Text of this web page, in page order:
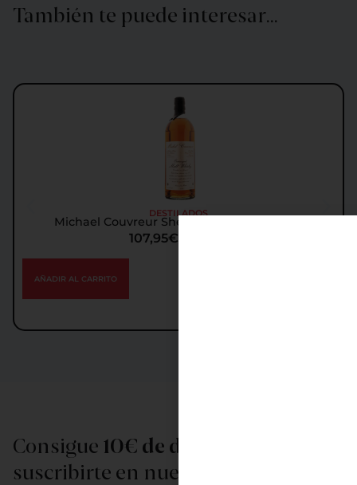
También te puede interesar…
DESTILADOS
Michael Couvreur Sherry Oak Cask Whisky
107,95€
AÑADIR AL CARRITO
Consigue 10€ de descuento
suscribirte en nuestra newsletter